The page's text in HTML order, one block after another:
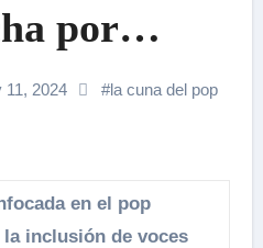
por
11, 2024 #la cuna del pop
en el pop
inclusión de voces